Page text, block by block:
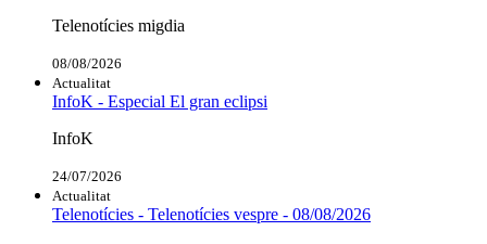
Telenotícies migdia
08/08/2026
Actualitat
InfoK - Especial El gran eclipsi
InfoK
24/07/2026
Actualitat
Telenotícies - Telenotícies vespre - 08/08/2026